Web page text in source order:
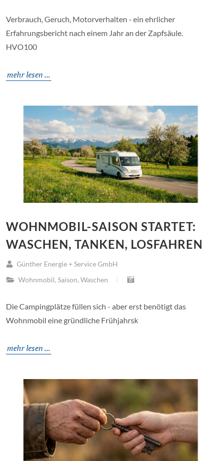
Verbrauch, Geruch, Motorverhalten - ein ehrlicher
Erfahrungsbericht nach einem Jahr an der Zapfsäule.
HVO100
mehr lesen ...
WOHNMOBIL-SAISON STARTET:
WASCHEN, TANKEN, LOSFAHREN
Günther Energie + Service GmbH
Wohnmobil,Saison,Waschen
Die Campingplätze füllen sich - aber erst benötigt das
Wohnmobil eine gründliche Frühjahrsk
mehr lesen ...